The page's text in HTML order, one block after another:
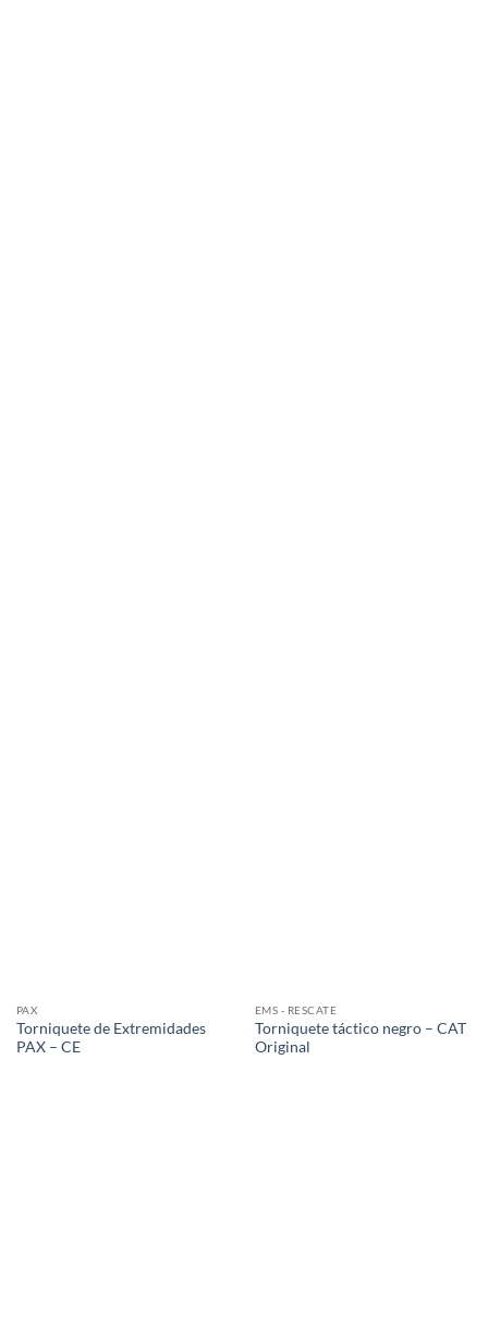
PAX
Torniquete de Extremidades
PAX – CE
EMS - RESCATE
Torniquete táctico negro – CAT
Original